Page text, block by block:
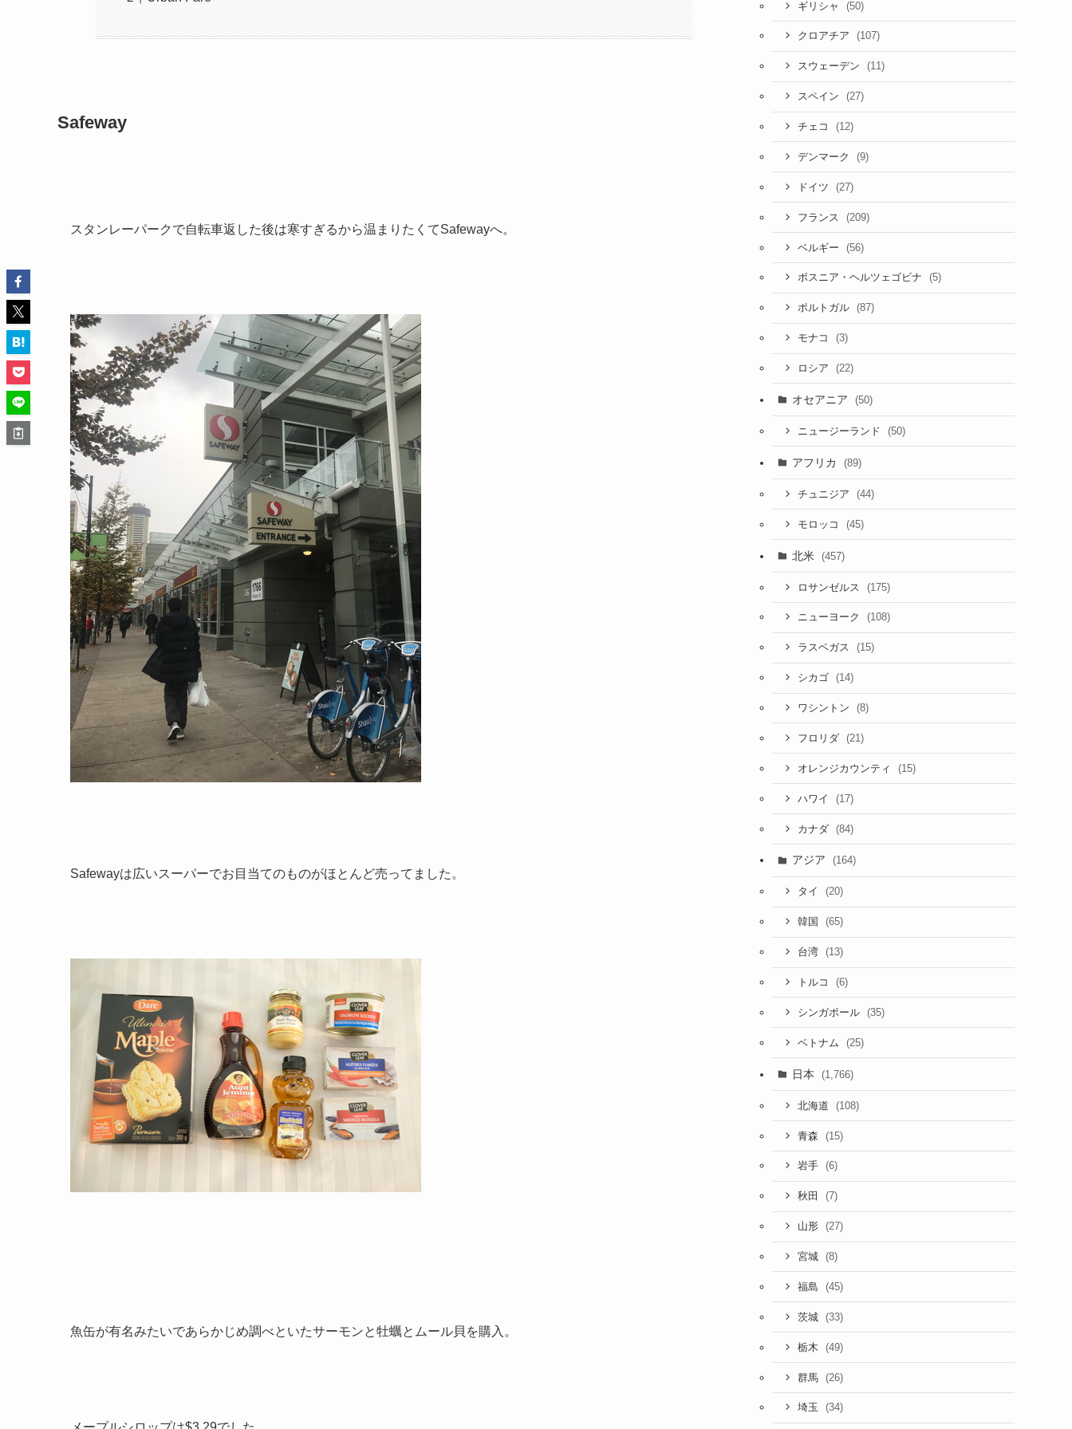
Safeway
スタンレーパークで自転車返した後は寒すぎるから温まりたくてSafewayへ。
Safewayは広いスーパーでお目当てのものがほとんど売ってました。
魚缶が有名みたいであらかじめ調べといたサーモンと牡蠣とムール貝を購入。
ギリシャ (50)
クロアチア (107)
スウェーデン (11)
スペイン (27)
チェコ (12)
デンマーク (9)
ドイツ (27)
フランス (209)
ベルギー (56)
ボスニア・ヘルツェゴビナ (5)
ポルトガル (87)
モナコ (3)
ロシア (22)
オセアニア (50)
ニュージーランド (50)
アフリカ (89)
チュニジア (44)
モロッコ (45)
北米 (457)
ロサンゼルス (175)
ニューヨーク (108)
ラスベガス (15)
シカゴ (14)
ワシントン (8)
フロリダ (21)
オレンジカウンティ (15)
ハワイ (17)
カナダ (84)
アジア (164)
タイ (20)
韓国 (65)
台湾 (13)
トルコ (6)
シンガポール (35)
ベトナム (25)
日本 (1,766)
北海道 (108)
青森 (15)
岩手 (6)
秋田 (7)
山形 (27)
宮城 (8)
福島 (45)
茨城 (33)
栃木 (49)
群馬 (26)
埼玉 (34)